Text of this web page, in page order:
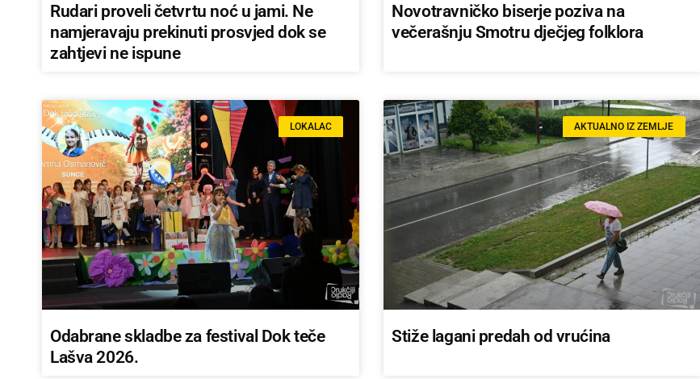
Rudari proveli četvrtu noć u jami. Ne
namjeravaju prekinuti prosvjed dok se
zahtjevi ne ispune
Novotravničko biserje poziva na
večerašnju Smotru dječjeg folklora
LOKALAC
Odabrane skladbe za festival Dok teče
Lašva 2026.
AKTUALNO IZ ZEMLJE
Stiže lagani predah od vrućina